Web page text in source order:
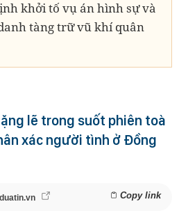
khởi tố vụ án hình sự và
tàng trữ vũ khí quân
lẽ trong suốt phiên toà
xác người tình ở Đồng
Copy link